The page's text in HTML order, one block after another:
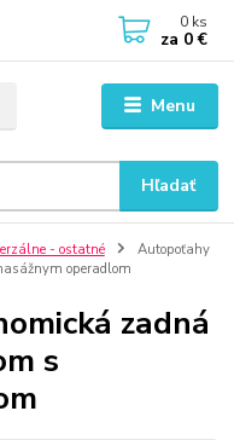
Menu
Hľadať
0 ks
za 0 €
- ostatné
Autopoťahy
operadlom
zadná
s